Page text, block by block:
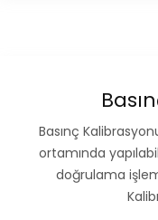
Basınç
ortamında
doğrulama